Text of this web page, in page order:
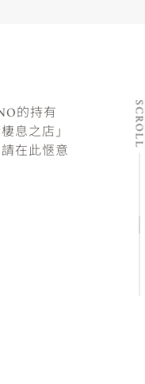
的持有
息之店」
在此愜意